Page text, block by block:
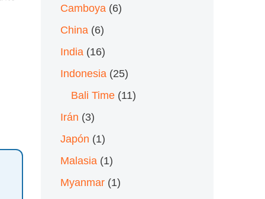
Camboya(6)
China(6)
India(16)
Indonesia(25)
Bali Time(11)
Irán (3)
Japón (1)
Malasia(1)
Myanmar(1)